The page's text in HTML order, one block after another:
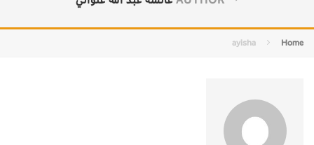
Home
ayisha